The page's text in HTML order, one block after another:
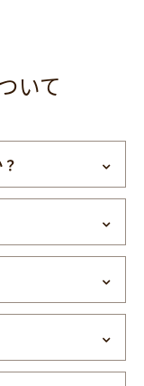
いて